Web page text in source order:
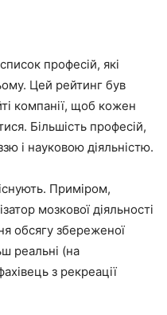
професій, які
Цей рейтинг був
компанії, щоб кожен
Більшість професій,
і науковою діяльністю.
Приміром,
мозкової діяльності
обсягу збереженої
реальні (на
з рекреації